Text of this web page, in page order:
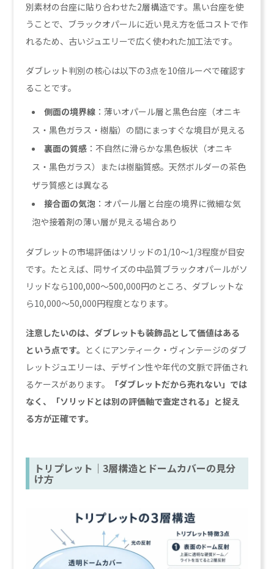
別素材の台座に貼り合わせた2層構造です。黒い台座を使
うことで、ブラックオパールに近い見え方を低コストで作
れるため、古いジュエリーで広く使われた加工法です。
ダブレット判別の核心は以下の3点を10倍ルーペで確認す
ることです。
側面の境界線 ：薄いオパール層と黒色台座（オニキ
ス・黒色ガラス・樹脂）の間にまっすぐな境目が見える
裏面の質感 ：不自然に滑らかな黒色板状（オニキ
ス・黒色ガラス）または樹脂質感。天然ボルダーの茶色
ザラ質感とは異なる
接合面の気泡 ：オパール層と台座の境界に微細な気
泡や接着剤の薄い層が見える場合あり
ダブレットの市場評価はソリッドの1/10〜1/3程度が目安
です。たとえば、同サイズの中品質ブラックオパールがソ
リッドなら100,000〜500,000円のところ、ダブレットな
ら10,000〜50,000円程度となります。
注意したいのは、ダブレットも装飾品として価値はある
という点です。 とくにアンティーク・ヴィンテージのダブ
レットジュエリーは、デザイン性や年代の文脈で評価され
るケースがあります。
「ダブレットだから売れない」では
なく、「ソリッドとは別の評価軸で査定される」と捉え
る方が正確です。
トリプレット｜3層構造とドームカバーの見分
け方